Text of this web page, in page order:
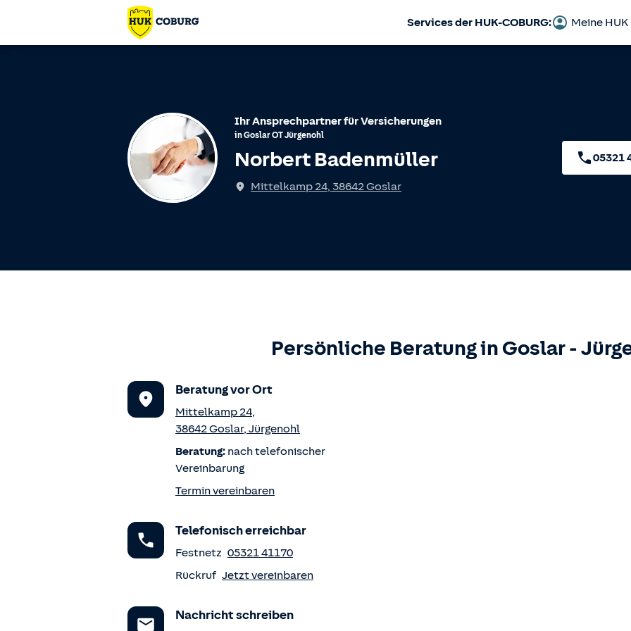
Services der HUK-COBURG: Meine HUK
Ihr Ansprechpartner für Versicherungen
inGoslarOTJürgenohl
Norbert Badenmüller
Mittelkamp 24, 38642Goslar
05321
Persönliche Beratung in Goslar -
Beratung vor Ort
Mittelkamp 24,
38642Goslar, Jürgenohl
Beratung: nach telefonischer
Vereinbarung
Termin vereinbaren
Telefonisch erreichbar
Festnetz 05321 41170
Rückruf Jetzt vereinbaren
Nachricht schreiben